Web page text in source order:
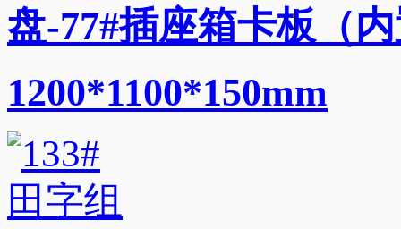
盘-77#插座箱卡板（
1200*1100*150mm